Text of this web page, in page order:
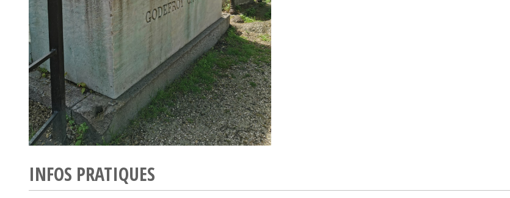
INFOS PRATIQUES